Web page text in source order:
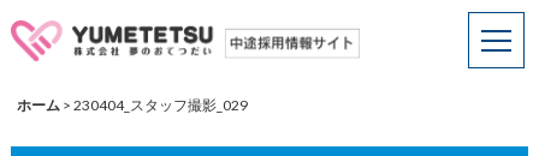
ホーム > 230404_スタッフ撮影_029